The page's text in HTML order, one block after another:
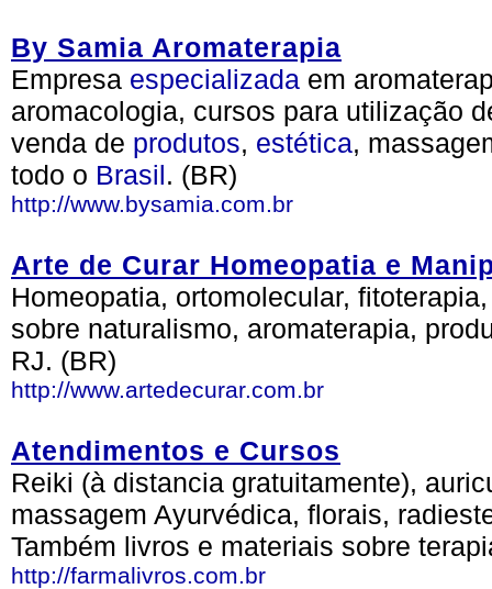
By Samia Aromaterapia
Empresa especializada em
aromacologia, cursos para utilização
venda de produtos, estética,
todo o Brasil. (BR)
http://www.bysamia.com.br
Arte de Curar Homeopatia e
Homeopatia, ortomolecular,
sobre naturalismo, aromaterapia,
RJ. (BR)
http://www.artedecurar.com.br
Atendimentos e Cursos
Reiki (à distancia gratuitamente),
massagem Ayurvédica, florais,
Também livros e materiais sobre
http://farmalivros.com.br